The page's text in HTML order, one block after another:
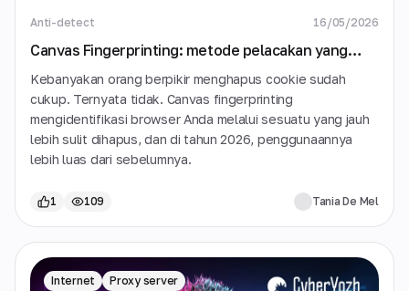
Anti-detect 16/05/2026
Canvas Fingerprinting: metode pelacakan yang
tidak bisa dihentikan oleh cookie, VPN, dan mode
penyamaran
Kebanyakan orang berpikir menghapus cookie sudah
cukup. Ternyata tidak. Canvas fingerprinting
mengidentifikasi browser Anda melalui sesuatu yang jauh
lebih sulit dihapus, dan di tahun 2026, penggunaannya
lebih luas dari sebelumnya.
1 109 Tania De Mel
Internet Proxy server